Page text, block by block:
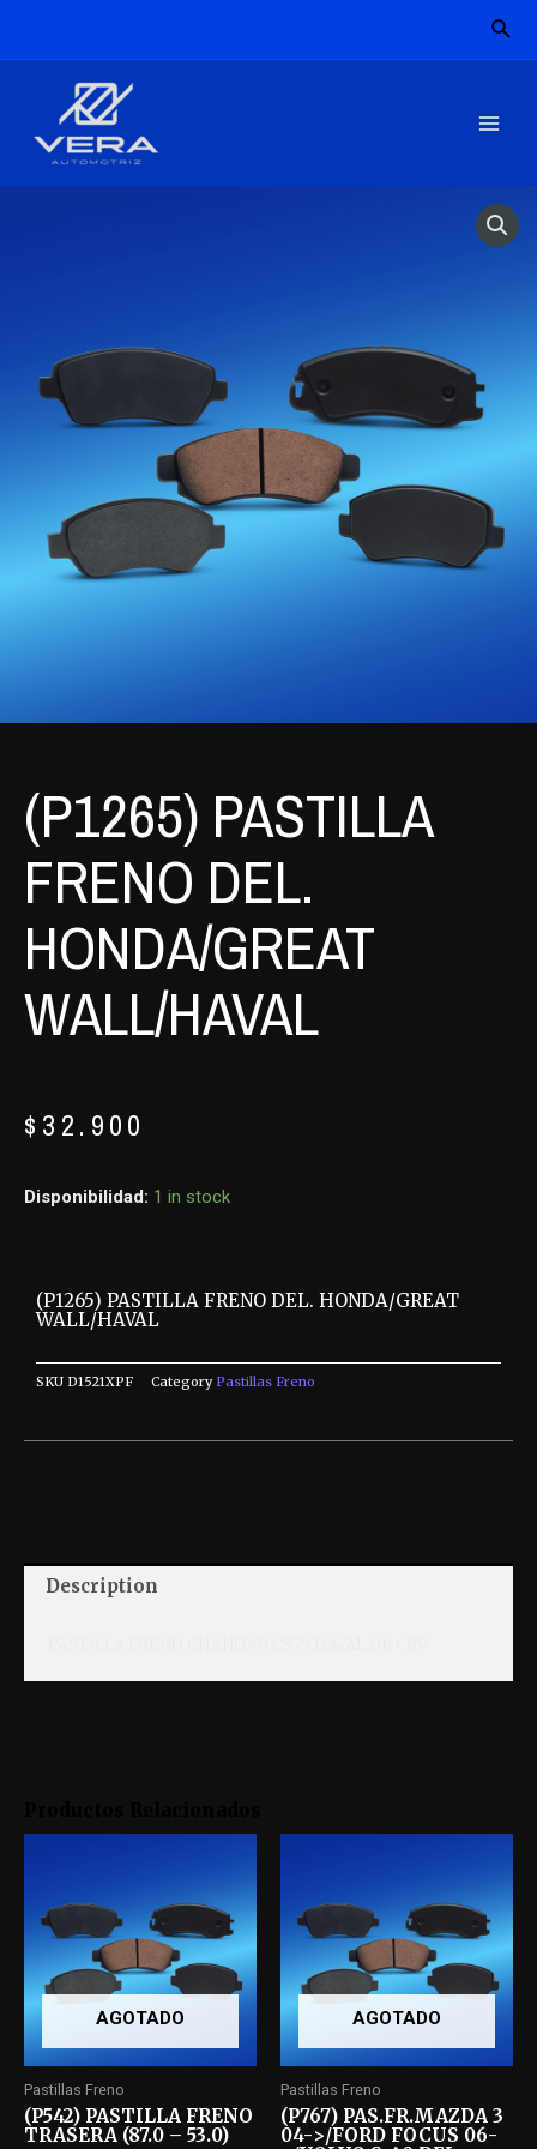
(P1265) PASTILLA
FRENO DEL.
HONDA/GREAT
WALL/HAVAL
$ 32.900
Disponibilidad: 1 in stock
AGOTADO
Pastillas Freno
(P542) PASTILLA FRENO
TRASERA (87.0 – 53.0)
AGOTADO
Pastillas Freno
(P767) PAS.FR.MAZDA 3
04->/FORD FOCUS 06-
(P1265) PASTILLA FRENO DEL. HONDA/GREAT
WALL/HAVAL
SKU D1521XPF Category Pastillas Freno
Description